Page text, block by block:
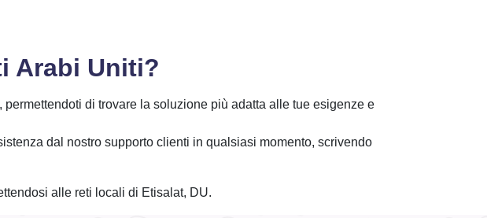
Arabi Uniti?
di trovare la soluzione più adatta alle tue esigenze e
dal nostro supporto clienti in qualsiasi momento, scrivendo
alle reti locali di Etisalat, DU.